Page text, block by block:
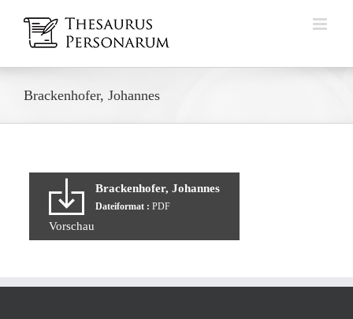
Inhalt
springen
Brackenhofer, Johannes
Brackenhofer, Johannes
Dateiformat : PDF
Vorschau